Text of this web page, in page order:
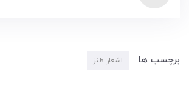
برچسب ها اشعار طنز